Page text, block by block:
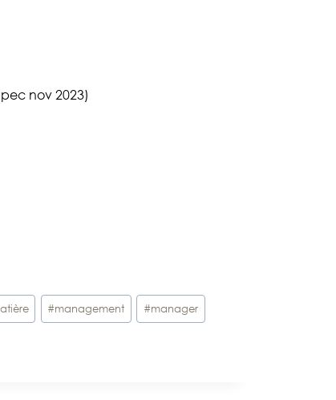
nov 2023)
#management #manager